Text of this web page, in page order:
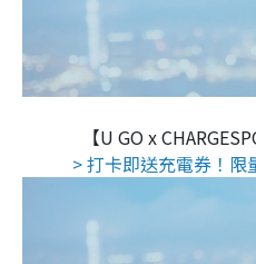
【U GO x
> 打卡即送充電券！